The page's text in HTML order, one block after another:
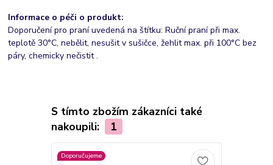
Informace o péči o produkt:
Doporučení pro praní uvedená na štítku: Ruční praní při max.
teplotě 30°C, nebělit, nesušit v sušičce, žehlit max. při 100°C bez
páry, chemicky nečistit .
S tímto zbožím zákazníci také
nakoupili:
1
Doporučujeme